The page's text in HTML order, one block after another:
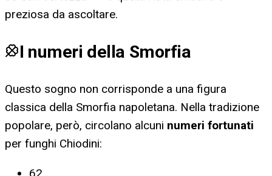
preziosa da ascoltare.
I numeri della Smorfia
Questo sogno non corrisponde a una figura
classica della Smorfia napoletana. Nella tradizione
popolare, però, circolano alcuni numeri fortunati
per funghi Chiodini:
62